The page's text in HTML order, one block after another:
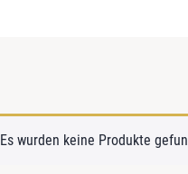
Es wurden keine Produkte